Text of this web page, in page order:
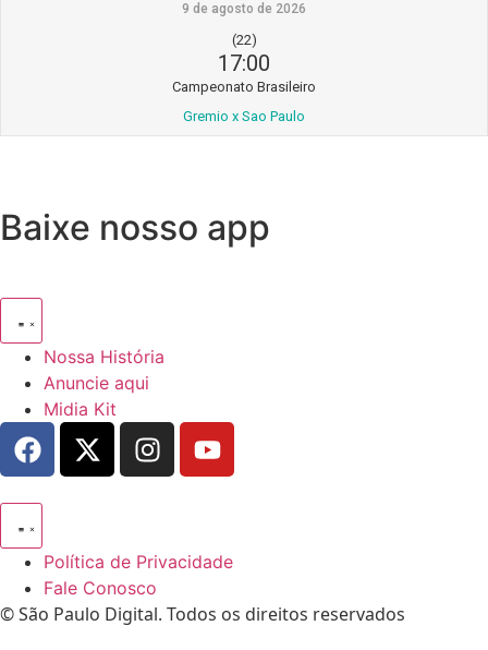
9 de agosto de 2026
(22)
17:00
Campeonato Brasileiro
Gremio x Sao Paulo
Baixe nosso app
Nossa História
Anuncie aqui
Midia Kit
Política de Privacidade
Fale Conosco
© São Paulo Digital. Todos os direitos reservados